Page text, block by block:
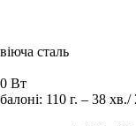
сталь
Вт
110 г. – 38 хв./